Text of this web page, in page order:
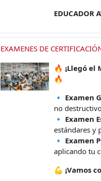
EDUCADOR
EXAMENES DE
🔥 ¡Llegó
🔥
🔹 Examen
no
🔹 Examen
estándares y
🔹 Examen
aplicando tu
💪 ¡Vamos